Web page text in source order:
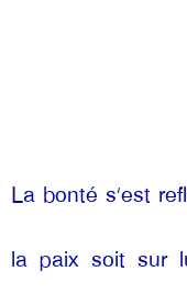
La bonté s’est
la paix soit sur